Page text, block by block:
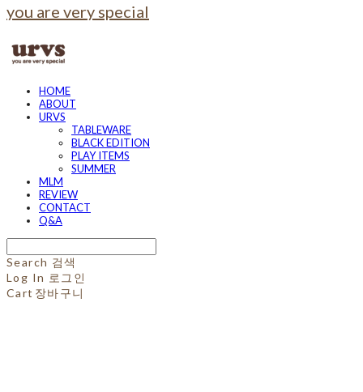
you are very special
HOME
ABOUT
URVS
TABLEWARE
BLACK EDITION
PLAY ITEMS
SUMMER
MLM
REVIEW
CONTACT
Q&A
Search 검색
Log In 로그인
Cart 장바구니